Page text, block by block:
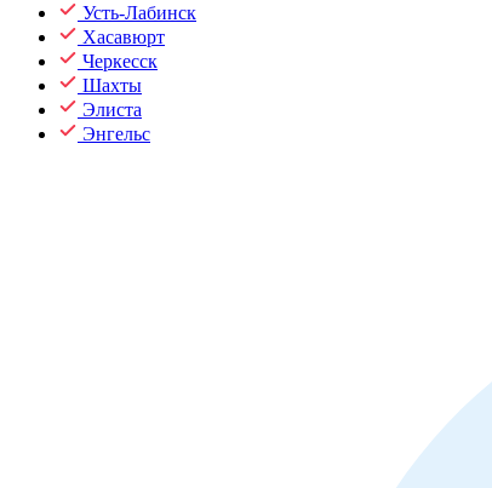
Усть-Лабинск
Хасавюрт
Черкесск
Шахты
Элиста
Энгельс